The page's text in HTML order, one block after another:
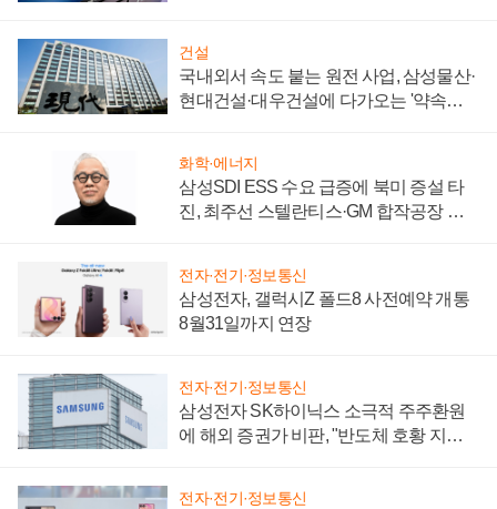
건설
국내외서 속도 붙는 원전 사업, 삼성물산·
현대건설·대우건설에 다가오는 '약속의
화학·에너지
삼성SDI ESS 수요 급증에 북미 증설 타
진, 최주선 스텔란티스·GM 합작공장 건
전자·전기·정보통신
삼성전자, 갤럭시Z 폴드8 사전예약 개통
8월31일까지 연장
전자·전기·정보통신
삼성전자 SK하이닉스 소극적 주주환원
에 해외 증권가 비판, "반도체 호황 지속
전자·전기·정보통신